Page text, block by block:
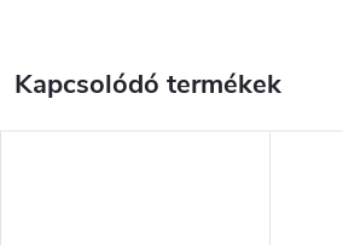
Kapcsolódó termékek